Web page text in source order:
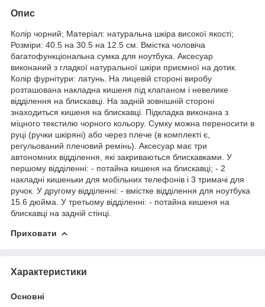
Опис
Колір чорний; Матеріал: натуральна шкіра високої якості;
Розміри: 40.5 на 30.5 на 12.5 см. Вмістка чоловіча
багатофункціональна сумка для ноутбука. Аксесуар
виконаний з гладкої натуральної шкіри приємної на дотик.
Колір фурнітури: латунь. На лицевій стороні виробу
розташована накладна кишеня під клапаном і невелике
відділення на блискавці. На задній зовнішній стороні
знаходиться кишеня на блискавці. Підкладка виконана з
міцного текстилю чорного кольору. Сумку можна переносити в
руці (ручки шкіряні) або через плече (в комплекті є,
регульований плечовий ремінь). Аксесуар має три
автономних відділення, які закриваються блискавками. У
першому відділенні: - потайна кишеня на блискавці; - 2
накладні кишеньки для мобільних телефонів і 3 тримачі для
ручок. У другому відділенні: - вмістке відділення для ноутбука
15.6 дюйма. У третьому відділенні: - потайна кишеня на
блискавці на задній стінці.
Приховати
Характеристики
Основні